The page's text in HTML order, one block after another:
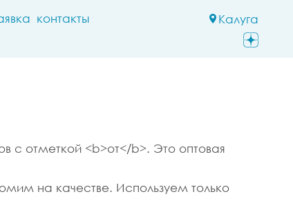
Калуга
контакты
с отметкой <b>от</b>. Это оптовая
на качестве. Используем только